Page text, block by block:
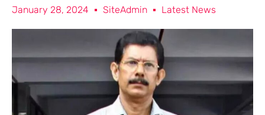
January 28, 2024 SiteAdmin Latest News